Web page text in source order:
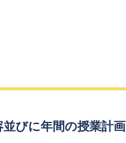
びに年間の授業計画